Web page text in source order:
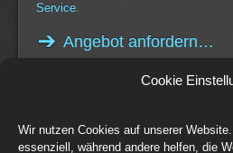
Cookie
Wir nutzen Cookies auf unserer
essenziell, während andere helfen, die
Service.
Angebot anfordern…
Switch to Desktop